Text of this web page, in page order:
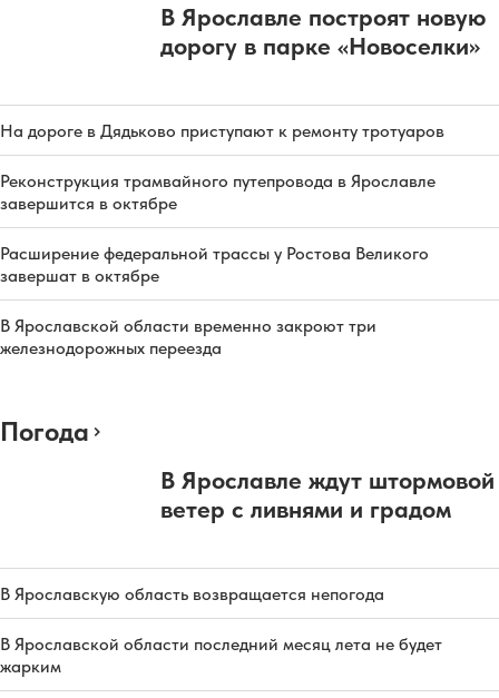
В Ярославле построят новую
дорогу в парке «Новоселки»
На дороге в Дядьково приступают к ремонту тротуаров
Реконструкция трамвайного путепровода в Ярославле
завершится в октябре
Расширение федеральной трассы у Ростова Великого
завершат в октябре
В Ярославской области временно закроют три
железнодорожных переезда
Погода
В Ярославле ждут штормовой
ветер с ливнями и градом
В Ярославскую область возвращается непогода
В Ярославской области последний месяц лета не будет
жарким